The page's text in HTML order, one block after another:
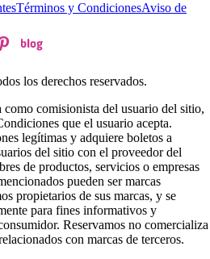
Términos y CondicionesAviso de
los derechos reservados.
como comisionista del usuario del sitio,
que el usuario acepta.
legítimas y adquiere boletos a
del sitio con el proveedor del
de productos, servicios o empresas
pueden ser marcas
propietarios de sus marcas, y se
para fines informativos y
Reservamos no comercializa
con marcas de terceros.